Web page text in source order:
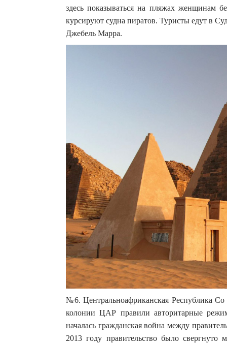
здесь показываться на пляжах женщинам
курсируют судна пиратов. Туристы едут в
Джебель Марра.
№6. Центральноафриканская Республика
колонии ЦАР правили авторитарные
началась гражданская война между
2013 году правительство было